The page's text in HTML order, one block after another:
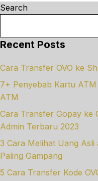
Search
Recent Posts
Cara Transfer OVO ke
7+ Penyebab Kartu
ATM
Cara Transfer Gopay ke
Admin Terbaru 2023
3 Cara Melihat Uang
Paling Gampang
5 Cara Transfer Kode